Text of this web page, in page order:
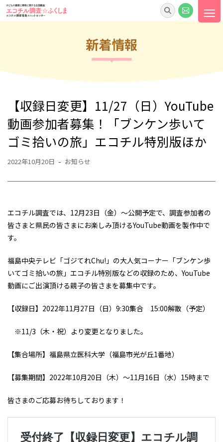
新着情報
【収録日変更】11/27（日）YouTube
動画参加者募集！「ブンケン歩いて
ゴミ拾いの旅」エコチル特別版ほか
2022年10月20日 お知らせ
エコチル調査では、12月23日（金）～公開予定で、調査参加者の
皆さまと県民の皆さまにお楽しみ頂けるYouTube動画を製作中で
す。
福島中央テレビ「ゴジてれChu!」の大人気コーナー「ブンケン歩
いてゴミ拾いの旅」エコチル特別版などの収録のため、YouTube
動画にご出演頂ける親子の皆さまを募集中です。
【収録日】2022年11月27日（日）9:30集合 15:00解散（予定）
※11/3（木・祝）より変更となりました。
【集合場所】福島県立医科大学（福島市光が丘1番地）
【募集期間】2022年10月20日（木）～11月16日（水）15時まで
皆さまのご応募お待ちしております！